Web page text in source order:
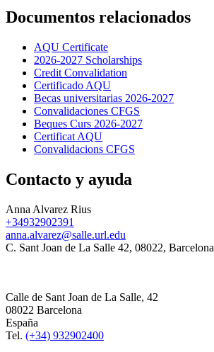
Documentos relacionados
AQU Certificate
2026-2027 Scholarships
Credit Convalidation
Certificado AQU
Becas universitarias 2026-2027
Convalidaciones CFGS
Beques Curs 2026-2027
Certificat AQU
Convalidacions CFGS
Contacto y ayuda
Anna Alvarez Rius
+34932902391
anna.alvarez@salle.url.edu
C. Sant Joan de La Salle 42, 08022, Barcelona
Calle de Sant Joan de La Salle, 42
08022 Barcelona
España
Tel. (+34) 932902400